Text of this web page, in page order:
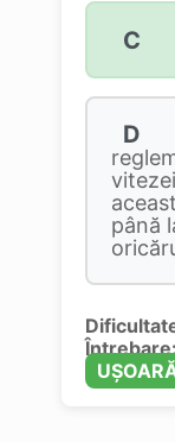
C
D
până